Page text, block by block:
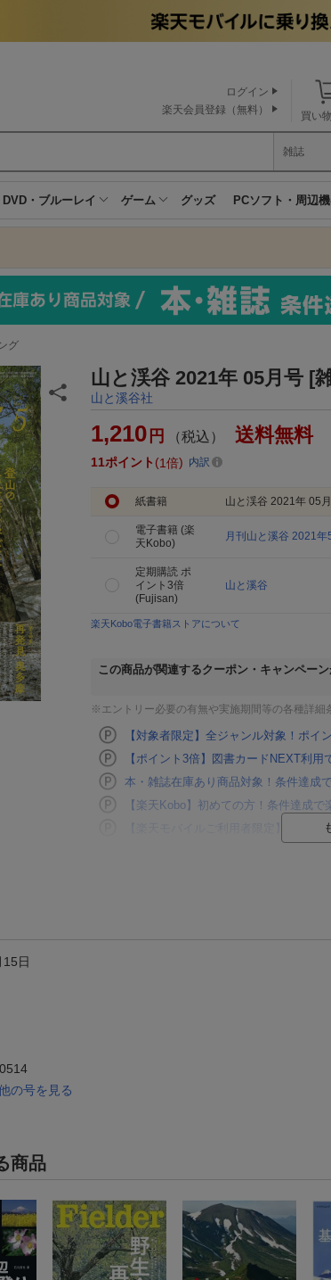
買い
ログイン
楽天会員登録（無料）
雑誌
DVD・ブルーレイ ゲーム グッズ PCソフト・周辺
グ
山と渓谷 2021年 05月号 [
山と溪谷社
1,210 円 （税込） 送料無料
11ポイント 1倍 内訳
紙書籍 山と渓谷 2021年 05
電子書籍 (楽
天Kobo)
月刊山と溪谷 2021年
定期購読 ポ
イント3倍
(Fujisan)
山と溪谷
楽天Kobo電子書籍ストアについて
この商品が関連するクーポン・キャンペー
※エントリー必要の有無や実施期間等の各種詳細
【対象者限定】全ジャンル対象！ポ
【ポイント3倍】図書カードNEXT利用
本・雑誌在庫あり商品対象！条件達成
【楽天Kobo】初めての方！条件達成
【楽天モバイルご利用者限定】条件達
日
の号を見る
商品